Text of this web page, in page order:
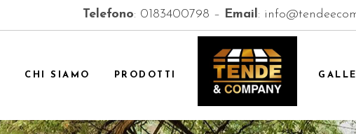
Telefono: 0183400798 – Email:
CHI SIAMO PRODOTTI